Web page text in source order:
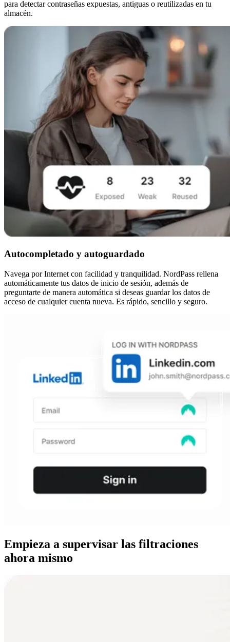
para detectar contraseñas expuestas, antiguas o reutilizadas en tu
almacén.
Autocompletado y autoguardado
Navega por Internet con facilidad y tranquilidad. NordPass rellena
automáticamente tus datos de inicio de sesión, además de
preguntarte de manera automática si deseas guardar los datos de
acceso de cualquier cuenta nueva. Es rápido, sencillo y seguro.
Empieza a supervisar las filtraciones
ahora mismo